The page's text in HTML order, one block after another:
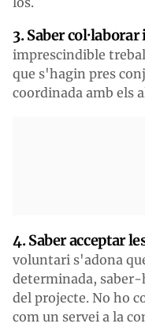
3. Saber
imprescindible
que s'hagin pres
coordinada amb els
4. Saber acceptar
voluntari s'adona
determinada,
del projecte. No ho
com un servei a la